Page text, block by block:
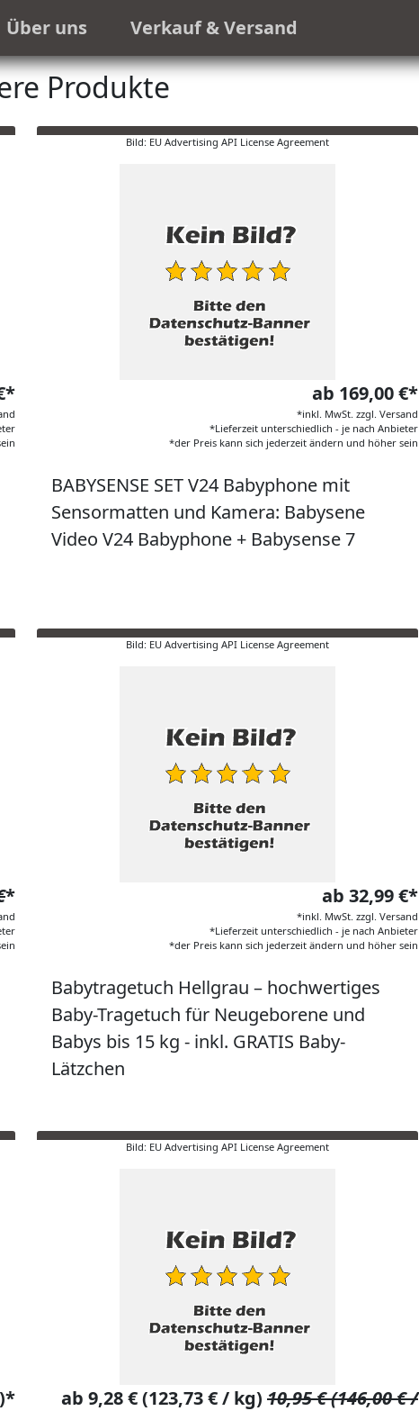
Über uns Verkauf & Versand
Produkte
Bild: EU Advertising API License Agreement
ab 169,00 €*
*inkl. MwSt. zzgl. Versand
*Lieferzeit unterschiedlich - je nach Anbieter
*der Preis kann sich jederzeit ändern und höher sein
BABYSENSE SET V24 Babyphone mit
Sensormatten und Kamera: Babysene
Video V24 Babyphone + Babysense 7
*
Bild: EU Advertising API License Agreement
ab 32,99 €*
*inkl. MwSt. zzgl. Versand
*Lieferzeit unterschiedlich - je nach Anbieter
*der Preis kann sich jederzeit ändern und höher sein
Babytragetuch Hellgrau – hochwertiges
Baby-Tragetuch für Neugeborene und
Babys bis 15 kg - inkl. GRATIS Baby-
Lätzchen
Bild: EU Advertising API License Agreement
ab 9,28 € (123,73 € / kg) 10,95 € (146,00 € /